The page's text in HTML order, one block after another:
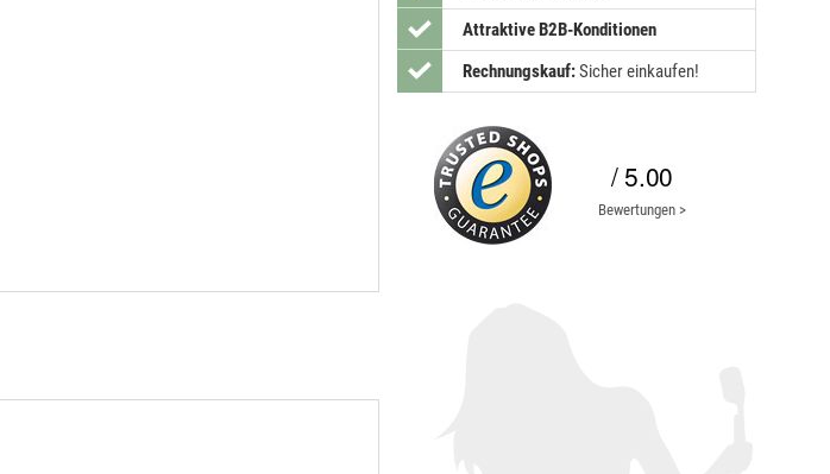
Attraktive B2B-Konditionen
Rechnungskauf:Sicher einkaufen!
/ 5.00
Bewertungen >